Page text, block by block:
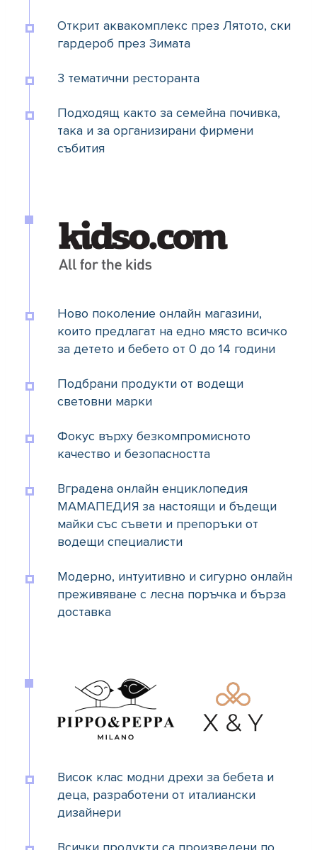
Открит аквакомплекс през Лятото, ски
гардероб през Зимата
3 тематични ресторанта
Подходящ както за семейна почивка,
така и за организирани фирмени
събития
Ново поколение онлайн магазини,
които предлагат на едно място всичко
за детето и бебето от 0 до 14 години
Подбрани продукти от водещи
световни марки
Фокус върху безкомпромисното
качество и безопасността
Вградена онлайн енциклопедия
МАМАПЕДИЯ за настоящи и бъдещи
майки със съвети и препоръки от
водещи специалисти
Модерно, интуитивно и сигурно онлайн
преживяване с лесна поръчка и бърза
доставка
Висок клас модни дрехи за бебета и
деца, разработени от италиански
дизайнери